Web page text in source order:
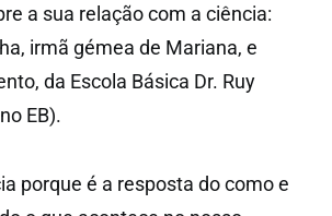
a sua relação com a ciência:
irmã gémea de Mariana, e
da Escola Básica Dr. Ruy
EB).
porque é a resposta do como e